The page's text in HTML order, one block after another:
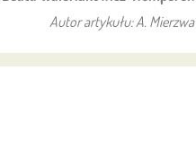
Autor artykułu: A. Mierzwa